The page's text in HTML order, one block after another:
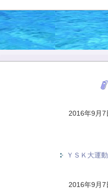
2016年9月
ＹＳＫ大運
2016年9月